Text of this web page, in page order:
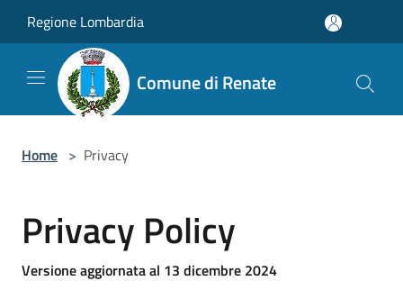
Regione Lombardia
Comune di Renate
Home > Privacy
Privacy Policy
Versione aggiornata al 13 dicembre 2024